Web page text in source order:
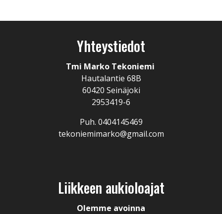
Yhteystiedot
Tmi Marko Tekoniemi
Hautalantie 68B
60420 Seinäjoki
2953419-6
Puh. 0404145469
tekoniemimarko@gmail.com
Liikkeen aukioloajat
Olemme avoinna